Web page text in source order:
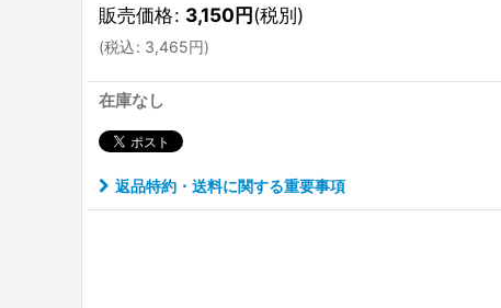
販売価格: 3,150円(税別)
(税込: 3,465円)
在庫なし
返品特約・送料に関する重要事項